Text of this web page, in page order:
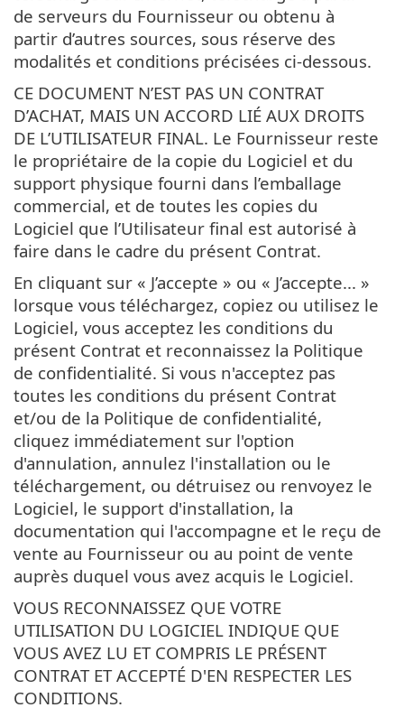
de serveurs du Fournisseur ou obtenu à
partir d’autres sources, sous réserve des
modalités et conditions précisées ci-dessous.
CE DOCUMENT N’EST PAS UN CONTRAT
D’ACHAT, MAIS UN ACCORD LIÉ AUX DROITS
DE L’UTILISATEUR FINAL. Le Fournisseur reste
le propriétaire de la copie du Logiciel et du
support physique fourni dans l’emballage
commercial, et de toutes les copies du
Logiciel que l’Utilisateur final est autorisé à
faire dans le cadre du présent Contrat.
En cliquant sur « J’accepte » ou « J’accepte... »
lorsque vous téléchargez, copiez ou utilisez le
Logiciel, vous acceptez les conditions du
présent Contrat et reconnaissez la Politique
de confidentialité. Si vous n'acceptez pas
toutes les conditions du présent Contrat
et/ou de la Politique de confidentialité,
cliquez immédiatement sur l'option
d'annulation, annulez l'installation ou le
téléchargement, ou détruisez ou renvoyez le
Logiciel, le support d'installation, la
documentation qui l'accompagne et le reçu de
vente au Fournisseur ou au point de vente
auprès duquel vous avez acquis le Logiciel.
VOUS RECONNAISSEZ QUE VOTRE
UTILISATION DU LOGICIEL INDIQUE QUE
VOUS AVEZ LU ET COMPRIS LE PRÉSENT
CONTRAT ET ACCEPTÉ D'EN RESPECTER LES
CONDITIONS.